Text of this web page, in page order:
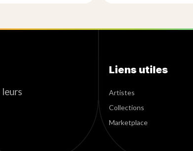
Liens utiles
Artistes
Collections
Marketplace